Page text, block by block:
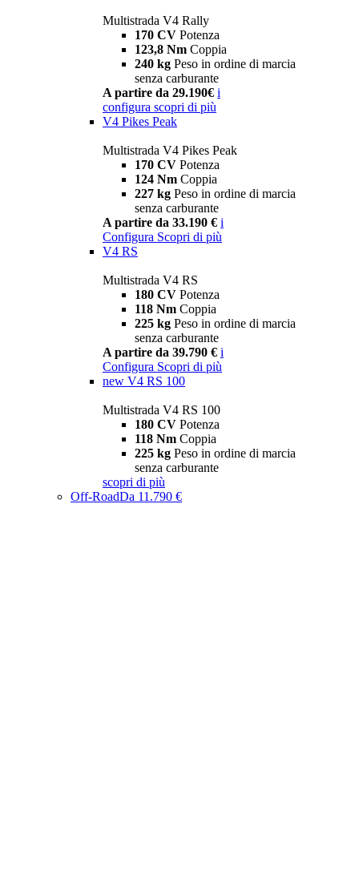
Multistrada V4 Rally
170 CV Potenza
123,8 Nm Coppia
240 kg Peso in ordine di marcia
senza carburante
A partire da 29.190€ i
configura scopri di più
V4 Pikes Peak
Multistrada V4 Pikes Peak
170 CV Potenza
124 Nm Coppia
227 kg Peso in ordine di marcia
senza carburante
A partire da 33.190 € i
Configura Scopri di più
V4 RS
Multistrada V4 RS
180 CV Potenza
118 Nm Coppia
225 kg Peso in ordine di marcia
senza carburante
A partire da 39.790 € i
Configura Scopri di più
new V4 RS 100
Multistrada V4 RS 100
180 CV Potenza
118 Nm Coppia
225 kg Peso in ordine di marcia
senza carburante
scopri di più
Off-RoadDa 11.790 €